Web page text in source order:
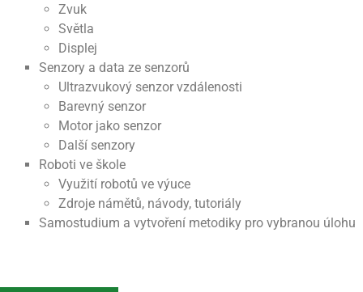
Zvuk
Světla
Displej
Senzory a data ze senzorů
Ultrazvukový senzor vzdálenosti
Barevný senzor
Motor jako senzor
Další senzory
Roboti ve škole
Využití robotů ve výuce
Zdroje námětů, návody, tutoriály
Samostudium a vytvoření metodiky pro vybranou úlohu